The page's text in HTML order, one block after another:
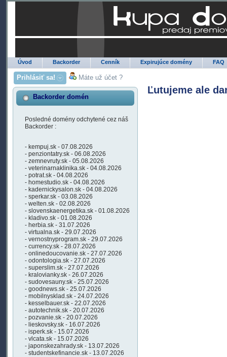
Úvod Backorder Cenník Expirujúce domény FAQ
Prihlásiť sa! Máte už účet ?
Backorder domén
Posledné domény odchytené cez náš
Backorder :
- kempuj.sk - 07.08.2026
- penziontatry.sk - 06.08.2026
- zemnevruty.sk - 05.08.2026
- veterinarnaklinika.sk - 04.08.2026
- potrat.sk - 04.08.2026
- homestudio.sk - 04.08.2026
- kadernickysalon.sk - 04.08.2026
- sperkar.sk - 03.08.2026
- welten.sk - 02.08.2026
- slovenskaenergetika.sk - 01.08.2026
- kladivo.sk - 01.08.2026
- herbia.sk - 31.07.2026
- virtualna.sk - 29.07.2026
- vernostnyprogram.sk - 29.07.2026
- currency.sk - 28.07.2026
- onlinedoucovanie.sk - 27.07.2026
- odontologia.sk - 27.07.2026
- superslim.sk - 27.07.2026
- kralovianky.sk - 26.07.2026
- sudovesauny.sk - 25.07.2026
- goodnews.sk - 25.07.2026
- mobilnysklad.sk - 24.07.2026
- kesselbauer.sk - 22.07.2026
- autotechnik.sk - 20.07.2026
- pozvanie.sk - 20.07.2026
- lieskovsky.sk - 16.07.2026
- isperk.sk - 15.07.2026
- vlcata.sk - 15.07.2026
- japonskezahrady.sk - 13.07.2026
- studentskefinancie.sk - 13.07.2026
Ľutujeme ale